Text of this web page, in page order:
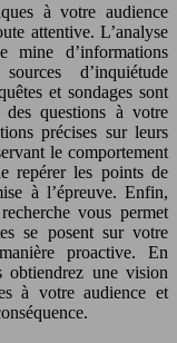
à votre audience
attentive. L’analyse
mine d’informations
d’inquiétude
et sondages sont
questions à votre
précises sur leurs
le comportement
repérer les points de
à l’épreuve. Enfin,
vous permet
se posent sur votre
proactive. En
obtiendrez une vision
à votre audience et